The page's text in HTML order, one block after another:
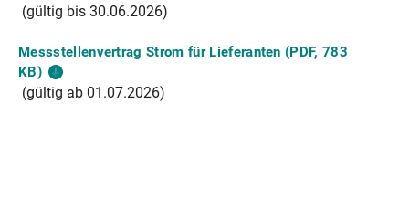
(gültig bis 30.06.2026)
Messstellenvertrag Strom für Lieferanten (PDF, 783
KB)
(gültig ab 01.07.2026)